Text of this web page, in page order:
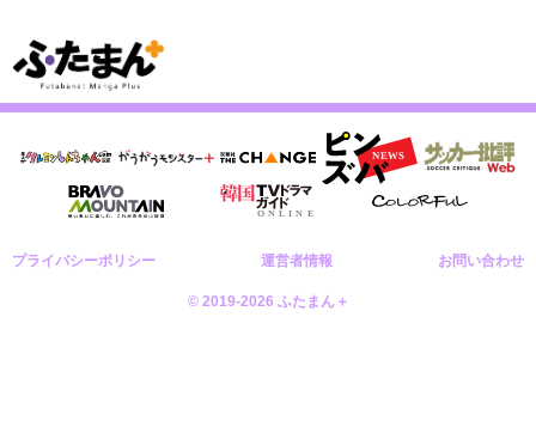
プライバシーポリシー 運営者情報 お問い合わせ
© 2019-2026 ふたまん＋